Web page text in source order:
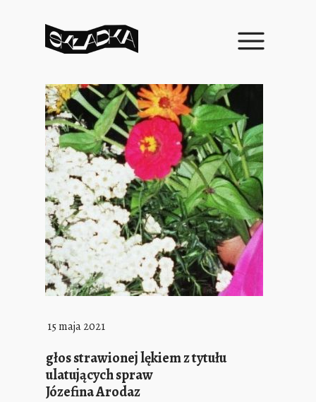
15 maja 2021
głos strawionej lękiem z tytułu
ulatujących spraw
Józefina Arodaz